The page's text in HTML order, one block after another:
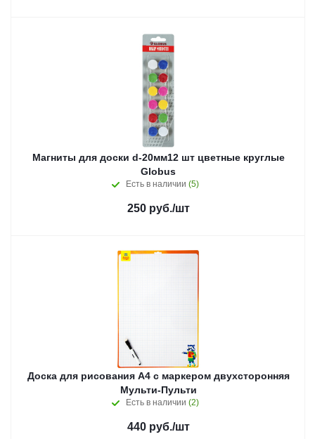
Магниты для доски d-20мм12 шт цветные круглые
Globus
Есть в наличии (5)
250руб./шт
Доска для рисования А4 с маркером двухсторонняя
Мульти-Пульти
Есть в наличии (2)
440руб./шт